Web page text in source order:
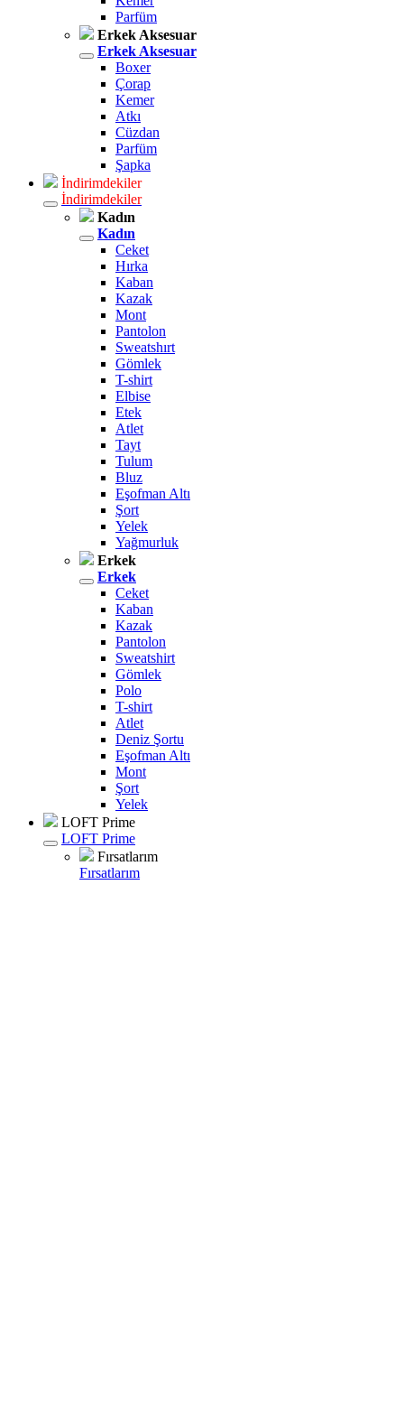
Parfüm
Erkek Aksesuar
Erkek Aksesuar
Boxer
Çorap
Kemer
Atkı
Cüzdan
Parfüm
Şapka
İndirimdekiler
İndirimdekiler
Kadın
Kadın
Ceket
Hırka
Kaban
Kazak
Mont
Pantolon
Sweatshırt
Gömlek
T-shirt
Elbise
Etek
Atlet
Tayt
Tulum
Bluz
Eşofman Altı
Şort
Yelek
Yağmurluk
Erkek
Erkek
Ceket
Kaban
Kazak
Pantolon
Sweatshirt
Gömlek
Polo
T-shirt
Atlet
Deniz Şortu
Eşofman Altı
Mont
Şort
Yelek
LOFT Prime
LOFT Prime
Fırsatlarım
Fırsatlarım